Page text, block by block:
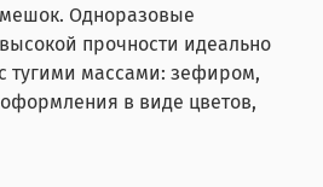
Одноразовые
прочности идеально
тугими массами: зефиром,
в виде цветов,